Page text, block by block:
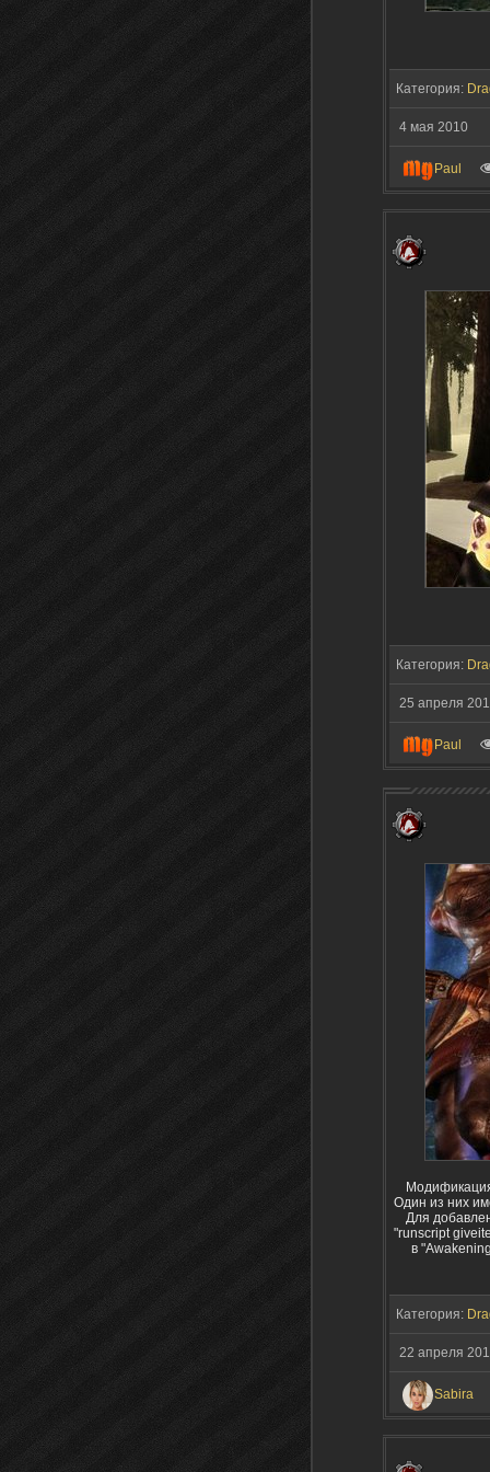
Категория:
4 мая 2010
Paul
Категория:
25 апреля
Paul
Один из них
Для
"runscript
в
Категория:
22 апреля
Sabira